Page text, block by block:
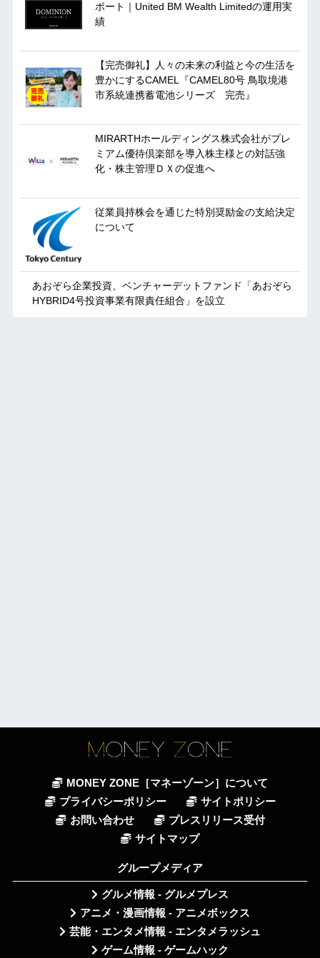
ポート｜United BM Wealth Limitedの運用実
績
【完売御礼】人々の未来の利益と今の生活を
豊かにするCAMEL『CAMEL80号 鳥取境港
市系統連携蓄電池シリーズ 完売』
MIRARTHホールディングス株式会社がプレ
ミアム優待倶楽部を導入株主様との対話強
化・株主管理ＤＸの促進へ
従業員持株会を通じた特別奨励金の支給決定
について
あおぞら企業投資、ベンチャーデットファンド「あおぞら
HYBRID4号投資事業有限責任組合」を設立
MONEY ZONE［マネーゾーン］について
プライバシーポリシー
サイトポリシー
お問い合わせ
プレスリリース受付
サイトマップ
グループメディア
グルメ情報 - グルメプレス
アニメ・漫画情報 - アニメボックス
芸能・エンタメ情報 - エンタメラッシュ
ゲーム情報 - ゲームハック